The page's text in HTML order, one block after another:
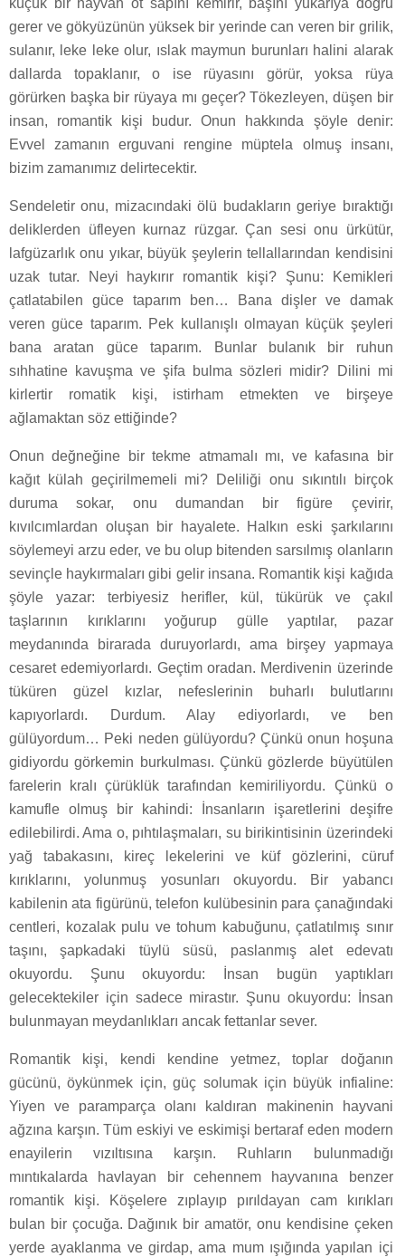
küçük bir hayvan ot sapını kemirir, başını yukarıya doğru
gerer ve gökyüzünün yüksek bir yerinde can veren bir grilik,
sulanır, leke leke olur, ıslak maymun burunları halini alarak
dallarda topaklanır, o ise rüyasını görür, yoksa rüya
görürken başka bir rüyaya mı geçer? Tökezleyen, düşen bir
insan, romantik kişi budur. Onun hakkında şöyle denir:
Evvel zamanın erguvani rengine müptela olmuş insanı,
bizim zamanımız delirtecektir.
Sendeletir onu, mizacındaki ölü budakların geriye bıraktığı
deliklerden üfleyen kurnaz rüzgar. Çan sesi onu ürkütür,
lafgüzarlık onu yıkar, büyük şeylerin tellallarından kendisini
uzak tutar. Neyi haykırır romantik kişi? Şunu: Kemikleri
çatlatabilen güce taparım ben… Bana dişler ve damak
veren güce taparım. Pek kullanışlı olmayan küçük şeyleri
bana aratan güce taparım. Bunlar bulanık bir ruhun
sıhhatine kavuşma ve şifa bulma sözleri midir? Dilini mi
kirlertir romatik kişi, istirham etmekten ve birşeye
ağlamaktan söz ettiğinde?
Onun değneğine bir tekme atmamalı mı, ve kafasına bir
kağıt külah geçirilmemeli mi? Deliliği onu sıkıntılı birçok
duruma sokar, onu dumandan bir figüre çevirir,
kıvılcımlardan oluşan bir hayalete. Halkın eski şarkılarını
söylemeyi arzu eder, ve bu olup bitenden sarsılmış olanların
sevinçle haykırmaları gibi gelir insana. Romantik kişi kağıda
şöyle yazar: terbiyesiz herifler, kül, tükürük ve çakıl
taşlarının kırıklarını yoğurup gülle yaptılar, pazar
meydanında birarada duruyorlardı, ama birşey yapmaya
cesaret edemiyorlardı. Geçtim oradan. Merdivenin üzerinde
tüküren güzel kızlar, nefeslerinin buharlı bulutlarını
kapıyorlardı. Durdum. Alay ediyorlardı, ve ben
gülüyordum… Peki neden gülüyordu? Çünkü onun hoşuna
gidiyordu görkemin burkulması. Çünkü gözlerde büyütülen
farelerin kralı çürüklük tarafından kemiriliyordu. Çünkü o
kamufle olmuş bir kahindi: İnsanların işaretlerini deşifre
edilebilirdi. Ama o, pıhtılaşmaları, su birikintisinin üzerindeki
yağ tabakasını, kireç lekelerini ve küf gözlerini, cüruf
kırıklarını, yolunmuş yosunları okuyordu. Bir yabancı
kabilenin ata figürünü, telefon kulübesinin para çanağındaki
centleri, kozalak pulu ve tohum kabuğunu, çatlatılmış sınır
taşını, şapkadaki tüylü süsü, paslanmış alet edevatı
okuyordu. Şunu okuyordu: İnsan bugün yaptıkları
gelecektekiler için sadece mirastır. Şunu okuyordu: İnsan
bulunmayan meydanlıkları ancak fettanlar sever.
Romantik kişi, kendi kendine yetmez, toplar doğanın
gücünü, öykünmek için, güç solumak için büyük infialine:
Yiyen ve paramparça olanı kaldıran makinenin hayvani
ağzına karşın. Tüm eskiyi ve eskimişi bertaraf eden modern
enayilerin vızıltısına karşın. Ruhların bulunmadığı
mıntıkalarda havlayan bir cehennem hayvanına benzer
romantik kişi. Köşelere zıplayıp pırıldayan cam kırıkları
bulan bir çocuğa. Dağınık bir amatör, onu kendisine çeken
yerde ayaklanma ve girdap, ama mum ışığında yapılan içi